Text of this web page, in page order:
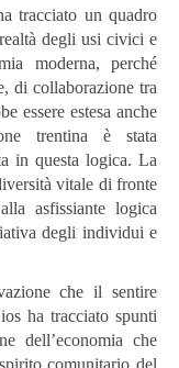
tracciato un quadro
degli usi civici e
moderna, perché
di collaborazione tra
essere estesa anche
trentina è stata
in questa logica. La
vitale di fronte
asfissiante logica
degli individui e
che il sentire
ha tracciato spunti
dell’economia che
comunitario del